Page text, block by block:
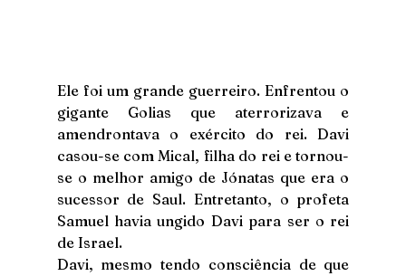
Ele foi um grande guerreiro. Enfrentou o
gigante Golias que aterrorizava e
amendrontava o exército do rei. Davi
casou-se com Mical, filha do rei e tornou-
se o melhor amigo de Jónatas que era o
sucessor de Saul. Entretanto, o profeta
Samuel havia ungido Davi para ser o rei
de Israel.
Davi, mesmo tendo consciência de que